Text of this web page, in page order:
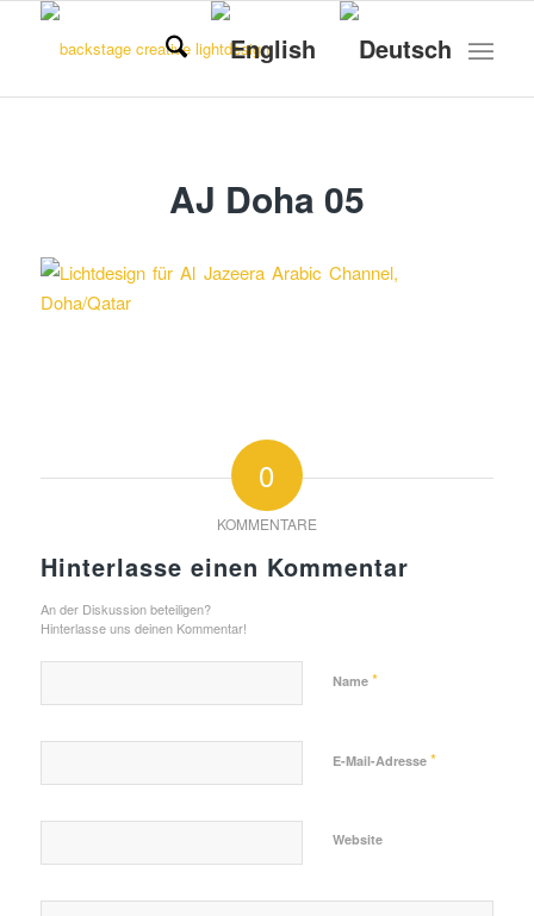
AJ Doha 05
0
KOMMENTARE
Hinterlasse einen Kommentar
An der Diskussion beteiligen?
Hinterlasse uns deinen Kommentar!
Name *
E-Mail-Adresse *
Website